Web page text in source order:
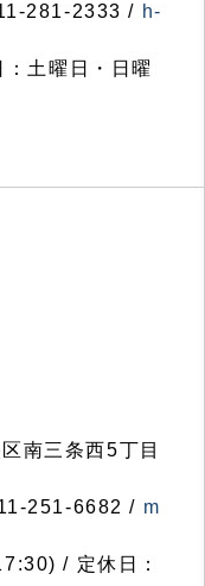
281-2333 / h-
土曜日・日曜
南三条西5丁目
251-6682 / m
/ 定休日：